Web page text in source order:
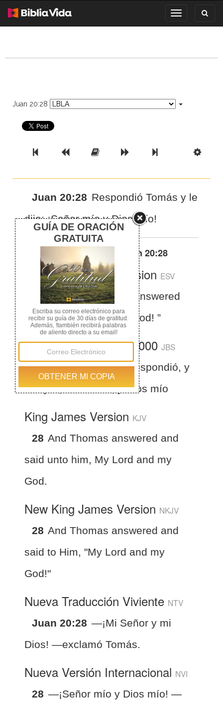
Toggle
navigation
Juan 20:28
Previous BookPrevious Chapter
Read the Full Chapter
Next Chapter
Next Book
Juan 20:28 Respondió Tomás y le
dijo: ¡Señor mío y Dios mío!
Otras traducciones de Juan 20:28
English Standard Version ESV
John 20:28 Thomas answered
him, “My Lord and my God! ”
La Biblia del Jubileo 2000 JBS
28 Entonces Tomás respondió, y
le dijo: ¡Señor mío, y Dios mío
King James Version KJV
28 And Thomas answered and
said unto him, My Lord and my
God.
New King James Version NKJV
28 And Thomas answered and
said to Him, "My Lord and my
God!"
Nueva Traducción Viviente NTV
Juan 20:28 —¡Mi Señor y mi
Dios! —exclamó Tomás.
Nueva Versión Internacional NVI
28 —¡Señor mío y Dios mío! —